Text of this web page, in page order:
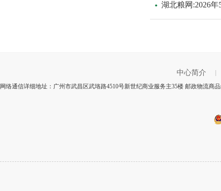
湖北粮网:2026
中心简介
网络通信详细地址：广州市武昌区武珞路4510号新世纪商业服务主35楼 邮政物流商